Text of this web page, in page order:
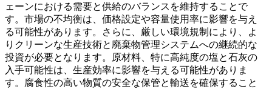
ェーンにおける需要と供給のバランスを維持することで
す。市場の不均衡は、価格設定や容量使用率に影響を与え
る可能性があります。さらに、厳しい環境規制により、よ
りクリーンな生産技術と廃棄物管理システムへの継続的な
投資が必要となります。原材料、特に高純度の塩と石灰の
入手可能性は、生産効率に影響を与える可能性がありま
す。腐食性の高い物質の安全な保管と輸送を確保すること